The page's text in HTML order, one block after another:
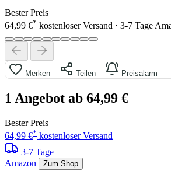
Bester Preis
64,99 €* kostenloser Versand · 3-7 Tage
Merken Teilen Preisalarm
1 Angebot ab 64,99 €
Bester Preis
64,99 €* kostenloser Versand
3-7 Tage
Amazon
Zum Shop